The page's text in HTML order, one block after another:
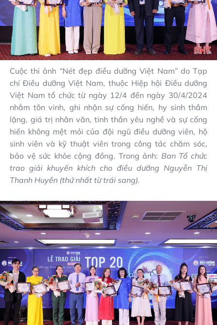
Cuộc thi ảnh “Nét đẹp điều dưỡng Việt Nam” do Tạp
chí Điều dưỡng Việt Nam, thuộc Hiệp hội Điều dưỡng
Việt Nam tổ chức từ ngày 12/4 đến ngày 30/4/2024
nhằm tôn vinh, ghi nhận sự cống hiến, hy sinh thầm
lặng, giá trị nhân văn, tinh thần yêu nghề và sự cống
hiến không mệt mỏi của đội ngũ điều dưỡng viên, hộ
sinh viên và kỹ thuật viên trong công tác chăm sóc,
bảo vệ sức khỏe cộng đồng. Trong ảnh: Ban Tổ chức
trao giải khuyến khích cho điều dưỡng Nguyễn Thị
Thanh Huyền (thứ nhất từ trái sang).